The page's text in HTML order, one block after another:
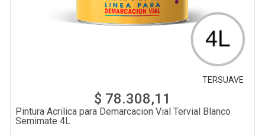
TERSUAVE
$ 78.308,11
Pintura Acrilica para Demarcacion Vial Tervial Blanco
Semimate 4L